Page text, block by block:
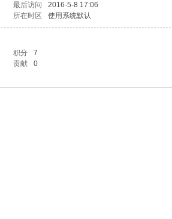
最后访问 2016-5-8 17:06
所在时区 使用系统默认
积分 7
贡献 0